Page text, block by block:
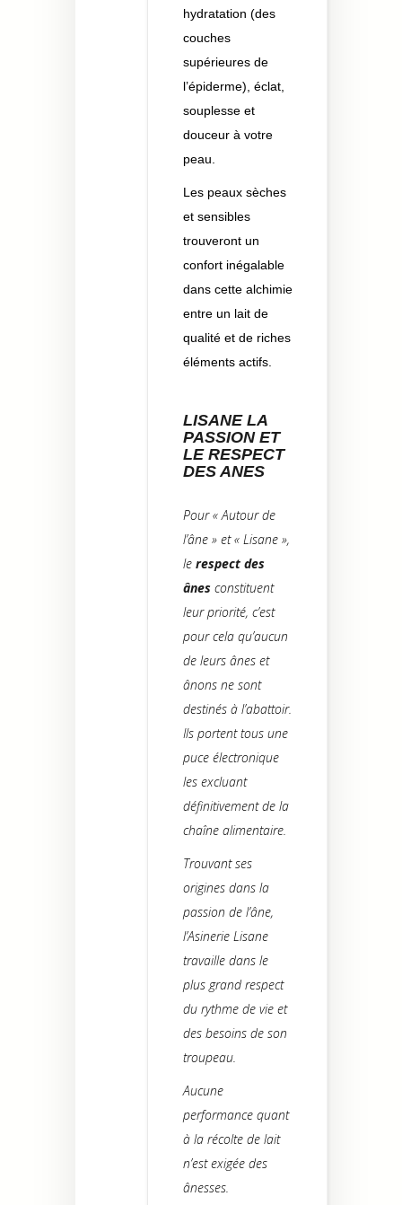
hydratation (des
couches
supérieures de
l’épiderme), éclat,
souplesse et
douceur à votre
peau.
Les peaux sèches
et sensibles
trouveront un
confort inégalable
dans cette alchimie
entre un lait de
qualité et de riches
éléments actifs.
LISANE LA
PASSION ET
LE RESPECT
DES ANES
Pour « Autour de
l’âne » et « Lisane »,
le respect des
ânes constituent
leur priorité, c’est
pour cela qu’aucun
de leurs ânes et
ânons ne sont
destinés à l’abattoir.
Ils portent tous une
puce électronique
les excluant
définitivement de la
chaîne alimentaire.
Trouvant ses
origines dans la
passion de l’âne,
l’Asinerie Lisane
travaille dans le
plus grand respect
du rythme de vie et
des besoins de son
troupeau.
Aucune
performance quant
à la récolte de lait
n’est exigée des
ânesses.